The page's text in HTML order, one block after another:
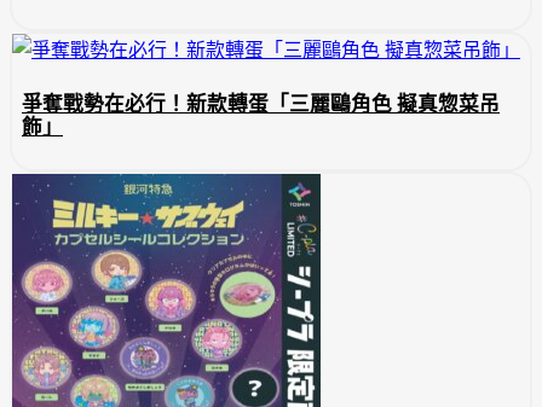
爭奪戰勢在必行！新款轉蛋「三麗鷗角色 擬真惣菜吊
飾」